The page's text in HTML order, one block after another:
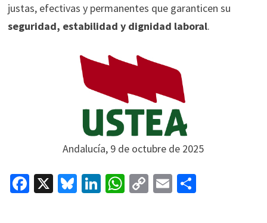
justas, efectivas y permanentes que garanticen su
seguridad, estabilidad y dignidad laboral.
Andalucía, 9 de octubre de 2025
Fa X Bl Li W C E C